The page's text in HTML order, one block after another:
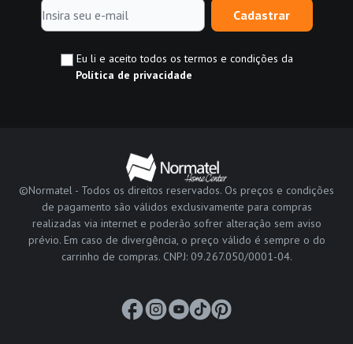
Cadastrar
Eu li e aceito todos os termos e condições da
Política de privacidade
©Normatel - Todos os direitos reservados. Os preços e condições
de pagamento são válidos exclusivamente para compras
realizadas via internet e poderão sofrer alteração sem aviso
prévio. Em caso de divergência, o preço válido é sempre o do
carrinho de compras. CNPJ: 09.267.050/0001-04.